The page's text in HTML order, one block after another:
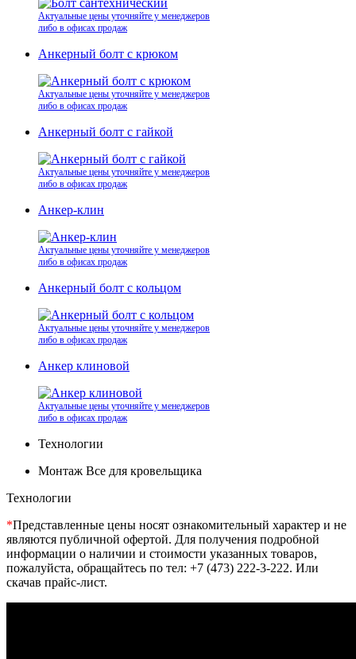
Актуальные цены уточняйте у менеджеров
либо в офисах продаж
Анкерный болт с крюком
Актуальные цены уточняйте у менеджеров
либо в офисах продаж
Анкерный болт с гайкой
Актуальные цены уточняйте у менеджеров
либо в офисах продаж
Анкер-клин
Актуальные цены уточняйте у менеджеров
либо в офисах продаж
Анкерный болт с кольцом
Актуальные цены уточняйте у менеджеров
либо в офисах продаж
Анкер клиновой
Актуальные цены уточняйте у менеджеров
либо в офисах продаж
Технологии
Монтаж Все для кровельщика
Технологии
*Представленные цены носят ознакомительный характер и не
являются публичной офертой. Для получения подробной
информации о наличии и стоимости указанных товаров,
пожалуйста, обращайтесь по тел: +7 (473) 222-3-222. Или
скачав прайс-лист.